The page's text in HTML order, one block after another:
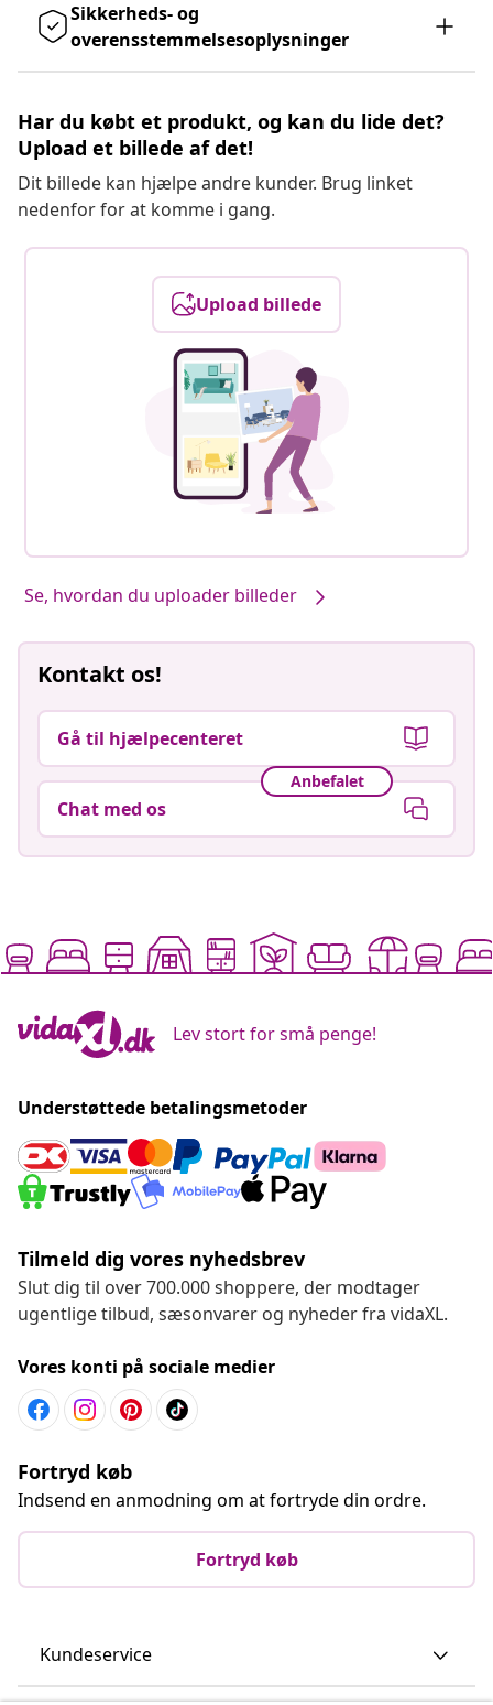
Sikkerheds- og
overensstemmelsesoplysninger
Har du købt et produkt, og kan du lide det?
Upload et billede af det!
Dit billede kan hjælpe andre kunder. Brug linket
nedenfor for at komme i gang.
Upload billede
Se, hvordan du uploader billeder
Kontakt os!
Gå til hjælpecenteret
Anbefalet
Chat med os
Lev stort for små penge!
Understøttede betalingsmetoder
Tilmeld dig vores nyhedsbrev
Slut dig til over 700.000 shoppere, der modtager
ugentlige tilbud, sæsonvarer og nyheder fra vidaXL.
Vores konti på sociale medier
Fortryd køb
Indsend en anmodning om at fortryde din ordre.
Fortryd køb
Kundeservice